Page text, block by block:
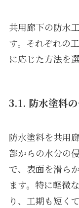
共用廊下の防水
す。それぞれの
に応じた方法を
3.1. 防水塗料
防水塗料を共用
部からの水分の
で、表面を滑ら
ます。特に軽微
り、工期も短く